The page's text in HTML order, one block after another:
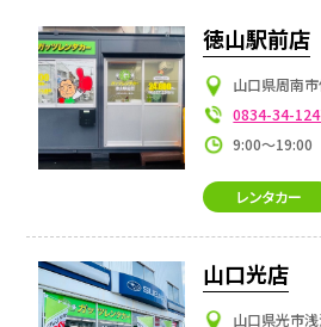
徳山駅前店
山口県周南
0834-34-
9:00～19:00
レンタカー
山口光店
山口県光市